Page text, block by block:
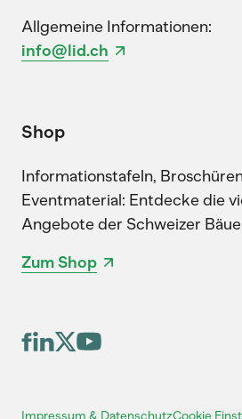
Allgemeine Informationen:
info@lid.ch
Shop
Informationstafeln,
Eventmaterial: Entdecke die
Angebote der Schweizer
Zum Shop
Cookie